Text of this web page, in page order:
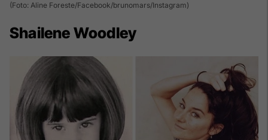
(Foto: Aline Foreste/Facebook/brunomars/Instagram)
Shailene Woodley